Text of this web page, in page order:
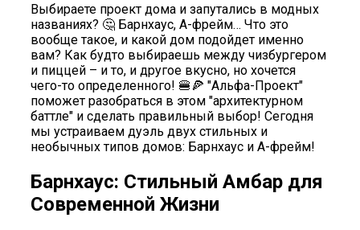
Выбираете проект дома и запутались в модных
названиях? 🤔 Барнхаус, А-фрейм… Что это
вообще такое, и какой дом подойдет именно
вам? Как будто выбираешь между чизбургером
и пиццей – и то, и другое вкусно, но хочется
чего-то определенного! 🍔🍕 "Альфа-Проект"
поможет разобраться в этом "архитектурном
баттле" и сделать правильный выбор! Сегодня
мы устраиваем дуэль двух стильных и
необычных типов домов: Барнхаус и А-фрейм!
Барнхаус: Стильный Амбар для
Современной Жизни